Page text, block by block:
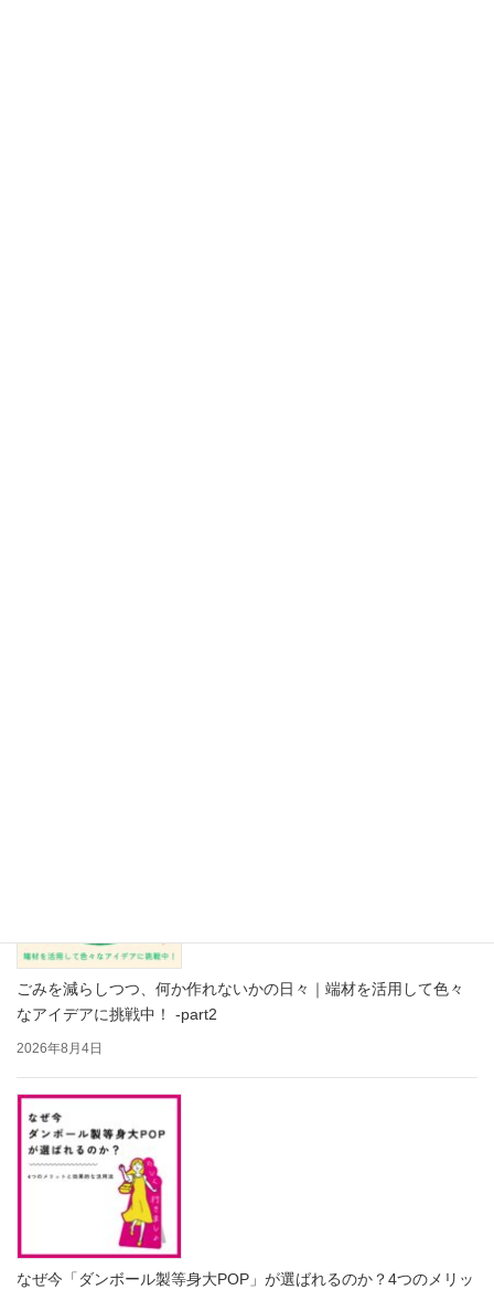
ごみを減らしつつ、何か作れないかの日々｜端材を活用して色々
なアイデアに挑戦中！ -part2
2026年8月4日
なぜ今「ダンボール製等身大POP」が選ばれるのか？4つのメリッ